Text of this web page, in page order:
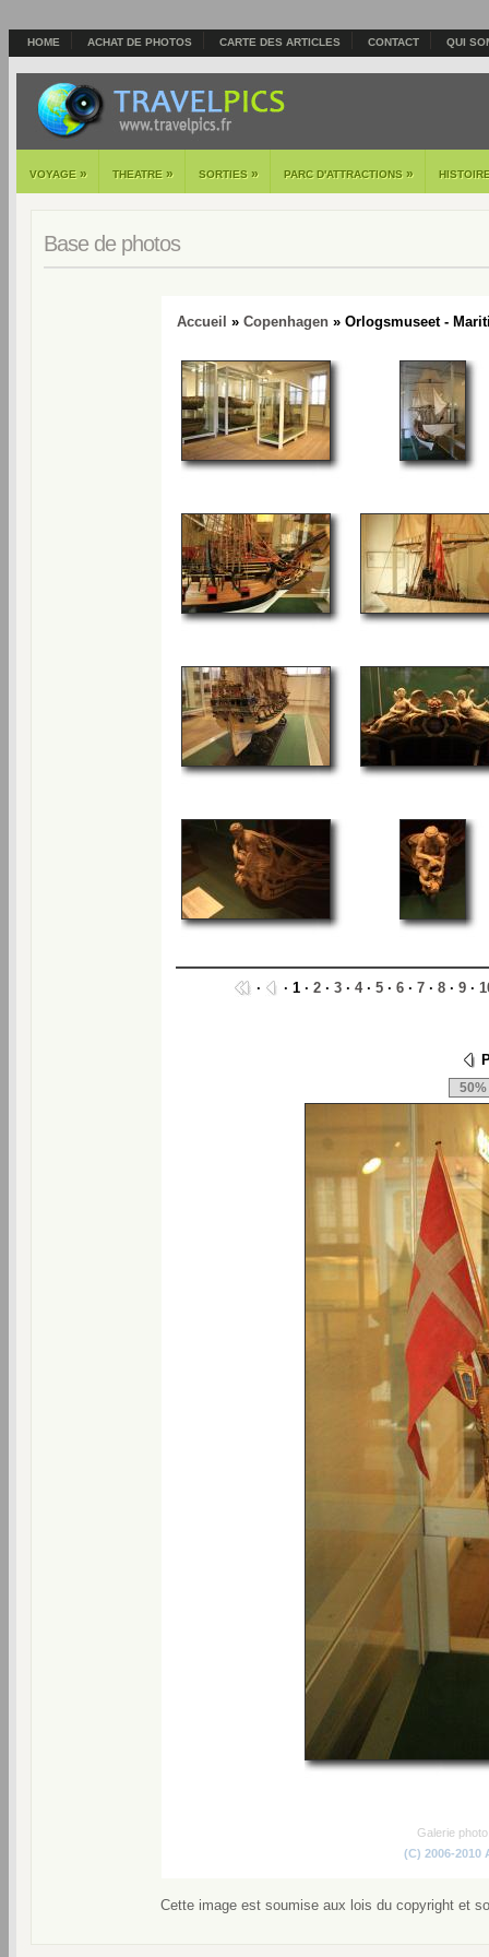
HOME ACHAT DE PHOTOS CARTE DES ARTICLES CONTACT QUI
VOYAGE » THEATRE » SORTIES » PARC D'ATTRACTIONS »
Base de photos
Accueil » Copenhagen» Orlogsmuseet -
· · 1 · 2· 3· 4· 5· 6· 7· 8· 9·
Galerie
(C) 2006-2010
Cette image est soumise aux lois du copyright et